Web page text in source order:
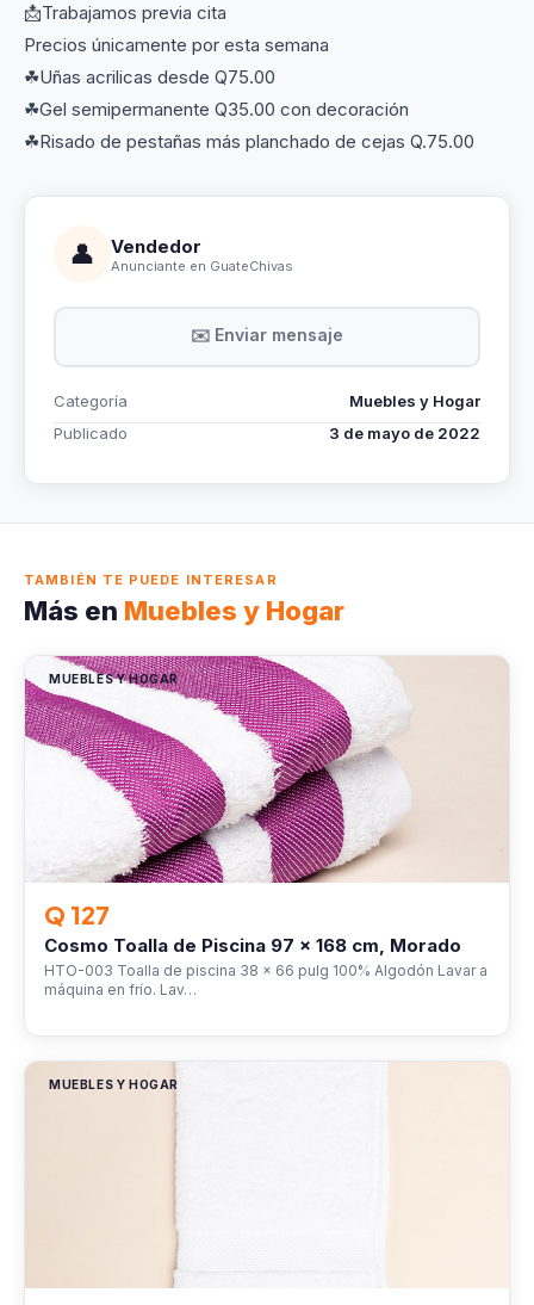
📩Trabajamos previa cita
Precios únicamente por esta semana
☘Uñas acrilicas desde Q75.00
☘Gel semipermanente Q35.00 con decoración
☘Risado de pestañas más planchado de cejas Q.75.00
👤 Vendedor
Anunciante en GuateChivas
✉️ Enviar mensaje
Categoría
Muebles y Hogar
Publicado
3 de mayo de 2022
TAMBIÉN TE PUEDE INTERESAR
Más en Muebles y Hogar
MUEBLES Y HOGAR
Q 127
Cosmo Toalla de Piscina 97 x 168 cm, Morado
HTO-003 Toalla de piscina 38 x 66 pulg 100% Algodón Lavar a
máquina en frío. Lav…
MUEBLES Y HOGAR